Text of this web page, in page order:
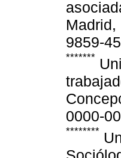
9859-
*******
0000-
********